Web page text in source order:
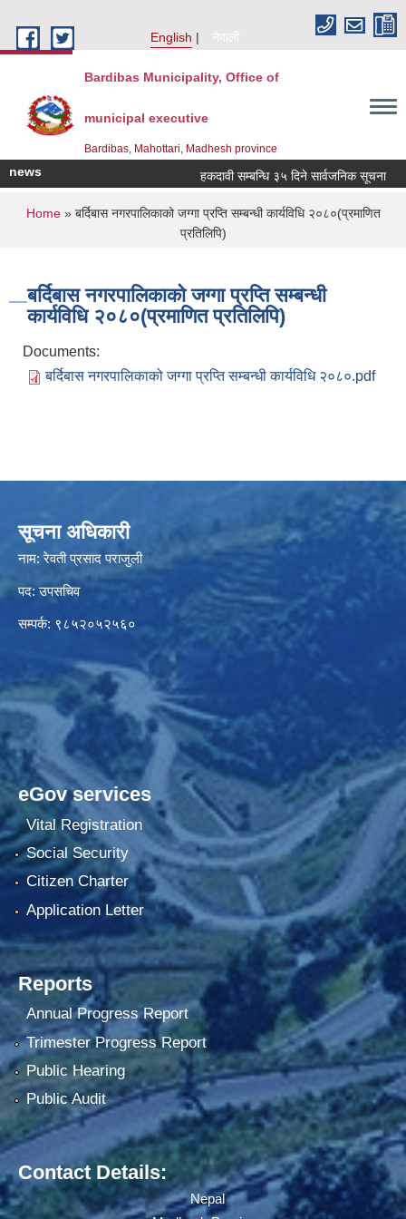
English
नेपाली
Bardibas Municipality, Office of
municipal executive
Bardibas, Mahottari, Madhesh province
news हकदावी सम्बन्धि ३५ दिने सार्वजनिक सूचना
You are here
Home» बर्दिबास नगरपालिकाको जग्गा प्रप्ति सम्बन्धी कार्यविधि २०८०(प्रमाणित
प्रतिलिपि)
बर्दिबास नगरपालिकाको जग्गा प्रप्ति सम्बन्धी
कार्यविधि २०८०(प्रमाणित प्रतिलिपि)
Documents:
बर्दिबास नगरपालिकाको जग्गा प्रप्ति सम्बन्धी कार्यविधि २०८०.pdf
सूचना अधिकारी
नाम: रेवती प्रसाद पराजुली
पद: उपसचिव
सम्पर्क: ९८५२०५२५६०
eGov services
Vital Registration
Social Security
Citizen Charter
Application Letter
Reports
Annual Progress Report
Trimester Progress Report
Public Hearing
Public Audit
Contact Details:
Nepal